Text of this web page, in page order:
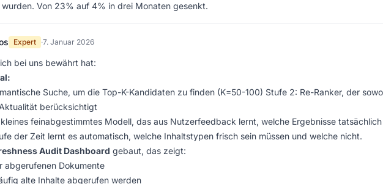
Von 23% auf 4% in drei Monaten gesenkt.
Expert ·7. Januar 2026
bei uns bewährt hat:
Suche, um die Top-K-Kandidaten zu finden (K=50-100) Stufe 2: Re-Ranker, der
berücksichtigt
feinabgestimmtes Modell, das aus Nutzerfeedback lernt, welche Ergebnisse tatsächlich
der Zeit lernt es automatisch, welche Inhaltstypen frisch sein müssen und welche nicht.
Audit Dashboard gebaut, das zeigt:
abgerufenen Dokumente
alte Inhalte abgerufen werden